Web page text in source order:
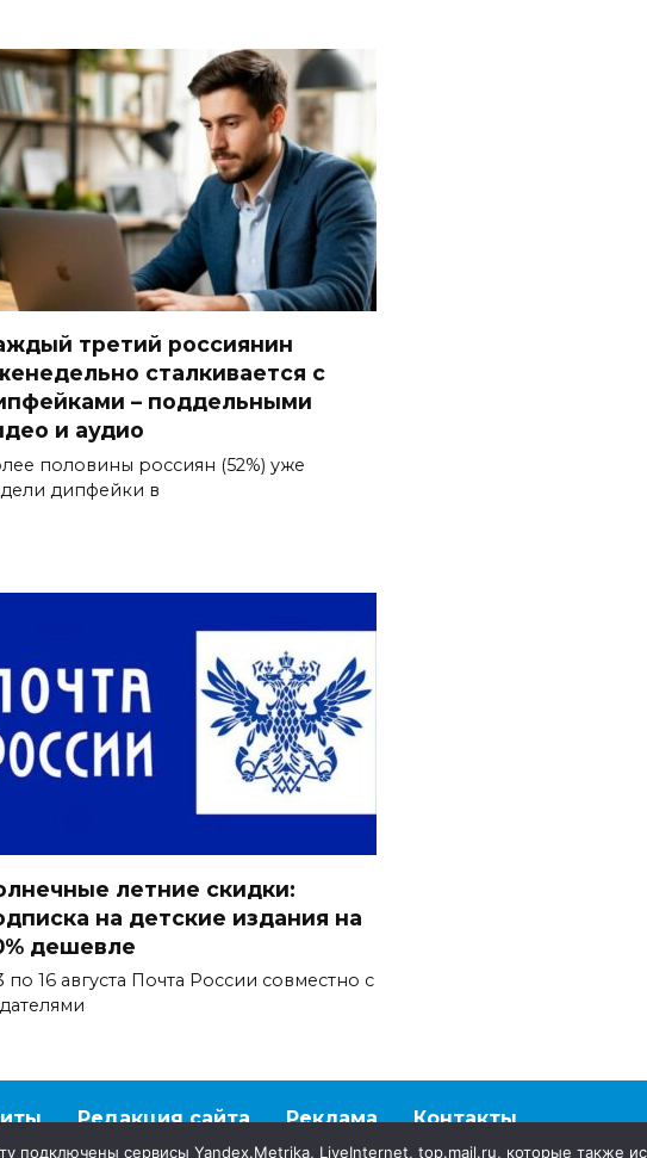
третий россиянин
сталкивается с
– поддельными
и аудио
половины россиян (52%) уже
дипфейки в
летние скидки:
на детские издания на
дешевле
по 16 августа Почта России совместно с
Редакция сайта Реклама Контакты
подключены сервисы Yandex.Metrika, LiveInternet, top.mail.ru, которые также